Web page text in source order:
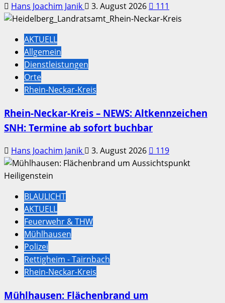
Hans Joachim Janik 3. August 2026 111
AKTUELL
Allgemein
Dienstleistungen
Orte
Rhein-Neckar-Kreis
Rhein-Neckar-Kreis – NEWS: Altkennzeichen
SNH: Termine ab sofort buchbar
Hans Joachim Janik 3. August 2026 119
BLAULICHT
AKTUELL
Feuerwehr & THW
Mühlhausen
Polizei
Rettigheim - Tairnbach
Rhein-Neckar-Kreis
Mühlhausen: Flächenbrand um